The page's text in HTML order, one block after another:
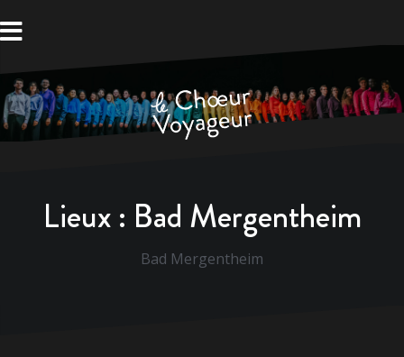
au
Lieux : Bad Mergentheim
Bad Mergentheim